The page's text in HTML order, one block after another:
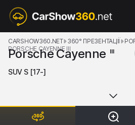
CARSHOW360.NET 360° ПРЕЗЕНТАЦІЇ
PORSCHE CAYENNE III
Porsche Cayenne III
SUV S [17-]